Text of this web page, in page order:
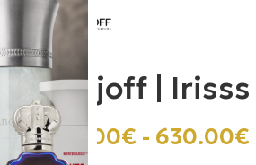
Xerjoff | Irisss
410.00€ - 630.00€